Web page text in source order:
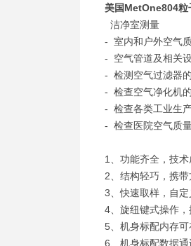
美国MetOne804粒
洁净室测量
- 室内和户外空气
- 空气管道及相关
- 检测空气过滤器
- 检查空气净化机
- 检查各类工业生
- 检查医院空气质
1、功能齐全，技
2、结构轻巧，携
3、快速取样，自
4、旋纽键式操作
5、机身标配内存
6、机身标配数据